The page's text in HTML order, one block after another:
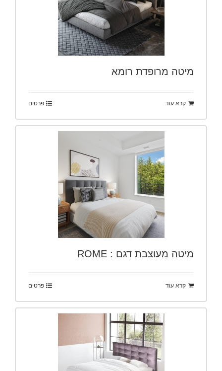
מיטה מרופדת רומא
קרא עוד פרטים
מיטה מעוצבת דגם : ROME
קרא עוד פרטים